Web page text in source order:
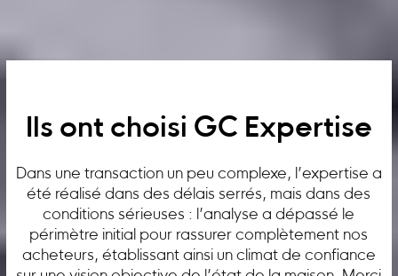
Ils ont choisi GC Expertise
Dans une transaction un peu complexe, l’expertise a
été réalisé dans des délais serrés, mais dans des
conditions sérieuses : l’analyse a dépassé le
périmètre initial pour rassurer complètement nos
acheteurs, établissant ainsi un climat de confiance